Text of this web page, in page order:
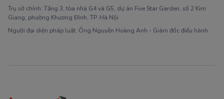
Trụ sở chính: Tầng 3, tòa nhà G4 và G5, dự án Five Star Garden, số 2 Kim
Giang, phường Khương Đình, TP. Hà Nội
Người đại diện pháp luật: Ông Nguyễn Hoàng Anh - Giám đốc điều hành